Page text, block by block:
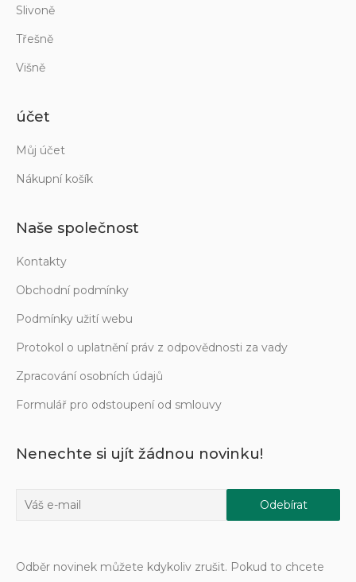
Slivoně
Třešně
Višně
účet
Můj účet
Nákupní košík
Naše společnost
Kontakty
Obchodní podmínky
Podmínky užití webu
Protokol o uplatnění práv z odpovědnosti za vady
Zpracování osobních údajů
Formulář pro odstoupení od smlouvy
Nenechte si ujít žádnou novinku!
Odběr novinek můžete kdykoliv zrušit. Pokud to chcete